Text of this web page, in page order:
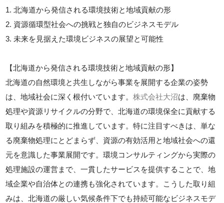
1. 北海道から発信される環境技術と地域貢献の形
2. 資源循環型社会への挑戦と独自のビジネスモデル
3. 未来を見据えた環境ビジネスの展望と可能性
【北海道から発信される環境技術と地域貢献の形】
北海道の自然環境と共生しながら事業を展開する企業の姿勢
は、地域社会に深く根付いています。株式会社大沼は、廃棄物
処理や資源リサイクルの分野で、北海道の環境保全に貢献する
取り組みを積極的に推進しています。特に注目すべきは、単な
る廃棄物処理にとどまらず、資源の有効活用と地域社会への還
元を意識した事業展開です。環境コンサルティングから実際の
処理施設の運営まで、一貫したサービスを提供することで、地
域企業や自治体との連携も強化されています。こうした取り組
みは、北海道の厳しい気候条件下でも持続可能なビジネスモデ